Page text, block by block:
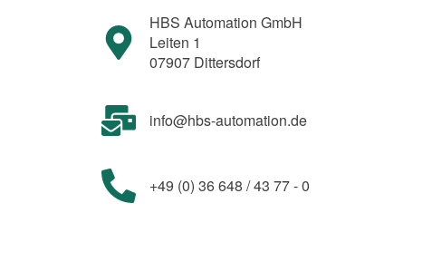
HBS Automation GmbH
Leiten 1
07907 Dittersdorf
info@hbs-automation.de
+49 (0) 36 648 / 43 77 - 0